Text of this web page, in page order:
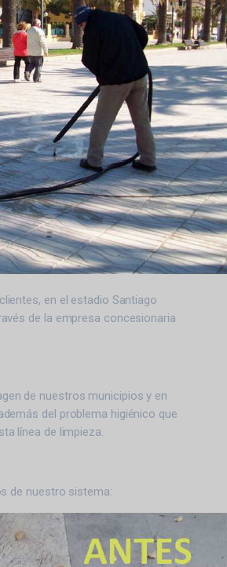
en el estadio Santiago
de la empresa concesionaria
de nuestros municipios y en
del problema higiénico que
línea de limpieza.
de nuestro sistema: